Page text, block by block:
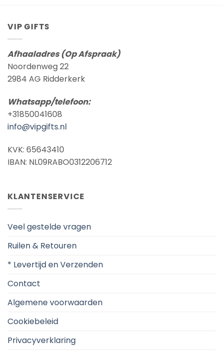
VIP GIFTS
Afhaaladres (Op Afspraak)
Noordenweg 22
2984 AG Ridderkerk
Whatsapp/telefoon:
+31850041608
info@vipgifts.nl
KVK: 65643410
IBAN: NL09RABO0312206712
KLANTENSERVICE
Veel gestelde vragen
Ruilen & Retouren
* Levertijd en Verzenden
Contact
Algemene voorwaarden
Cookiebeleid
Privacyverklaring